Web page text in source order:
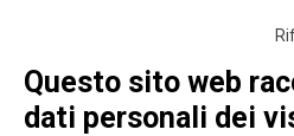
Questo sito web
dati personali dei